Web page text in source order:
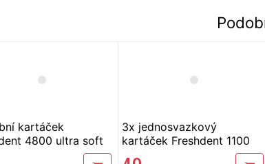
kartáček
4800 ultra soft
3x jednosvazkový
kartáček Freshdent 1100